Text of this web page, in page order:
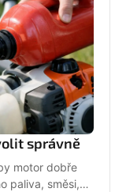
správně
motor dobře
paliva, směsi,